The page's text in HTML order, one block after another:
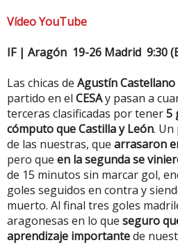
Vídeo YouTube
IF | Aragón 19-26 Madrid 9:30
Las chicas de Agustín Castellano
partido en el CESAy pasan a
terceras clasificadas por tener5
cómputo que Castilla y León. Un
de las nuestras, que arrasaron
pero que en la segunda se
de 15 minutos sin marcar gol,
goles seguidos en contra y
muerto. Al final tres goles
aragonesas en lo que seguro
aprendizaje importantede